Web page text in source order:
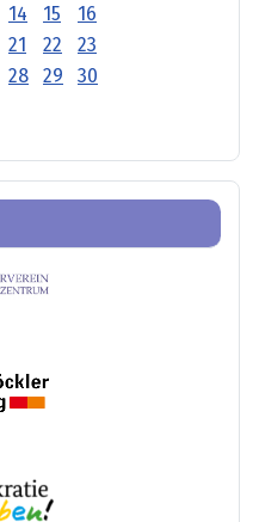
14 15
16
21 22
23
28 29
30